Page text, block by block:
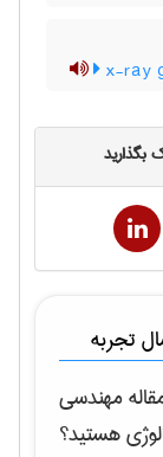
x-ray
بگذارید
تجربه
مهندسی
هستید؟